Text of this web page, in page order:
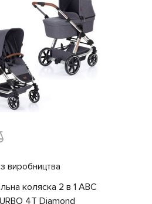
виробництва
коляска 2 в 1 ABC
4T Diamond